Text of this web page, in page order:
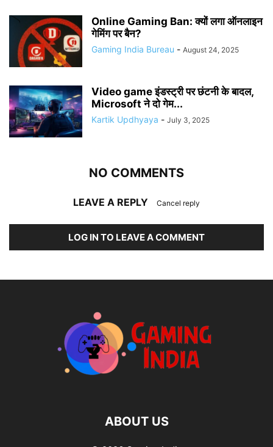
Online Gaming Ban: क्यों लगा ऑनलाइन
गेमिंग पर बैन?
Gaming India Bureau - August 24, 2025
Video game इंडस्ट्री पर छंटनी के बादल,
Microsoft ने दो गेम...
Kartik Updhyaya - July 3, 2025
NO COMMENTS
LEAVE A REPLY Cancel reply
LOG IN TO LEAVE A COMMENT
ABOUT US